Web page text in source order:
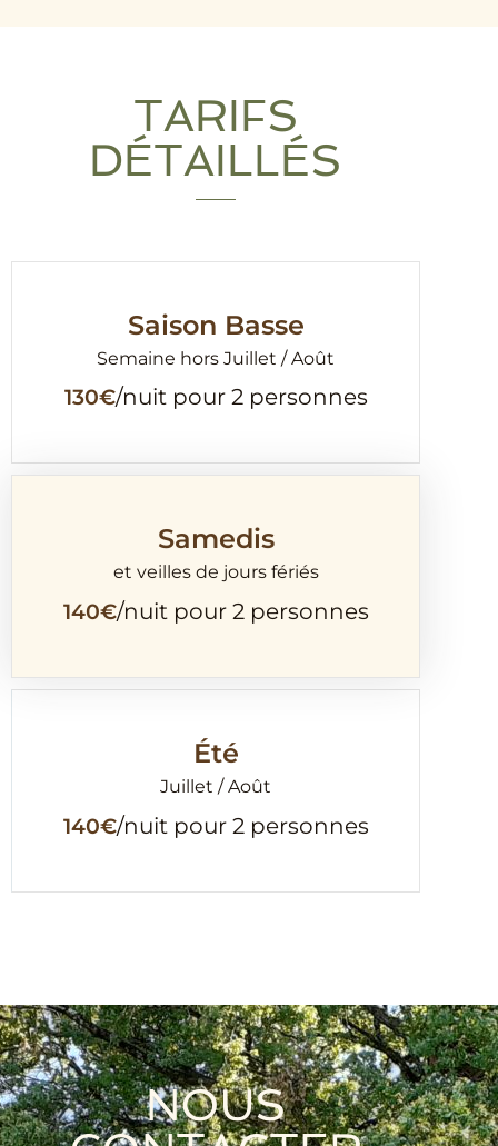
TARIFS
DÉTAILLÉS
Saison Basse
Semaine hors Juillet / Août
130€/nuit pour 2 personnes
Samedis
et veilles de jours fériés
140€/nuit pour 2 personnes
Été
Juillet / Août
140€/nuit pour 2 personnes
NOUS